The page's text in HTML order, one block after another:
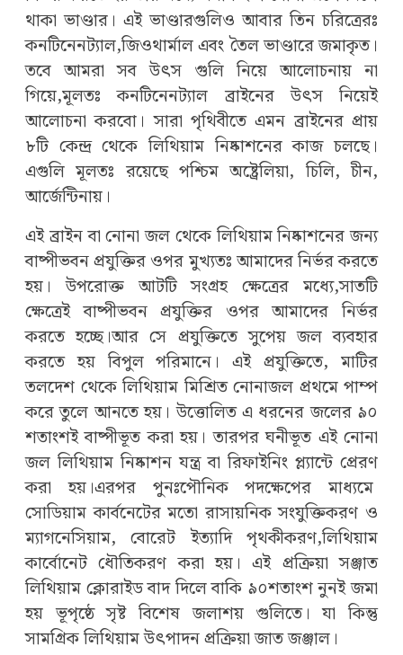
থাকা ভাণ্ডার। এই ভাণ্ডারগুলিও আবার তিন চরিত্রেরঃ
কনটিনেনট্যাল,জিওথার্মাল এবং তৈল ভাণ্ডারে জমাকৃত।
তবে আমরা সব উৎস গুলি নিয়ে আলোচনায় না
গিয়ে,মূলতঃ কনটিনেনট্যাল ব্রাইনের উৎস নিয়েই
আলোচনা করবো। সারা পৃথিবীতে এমন ব্রাইনের প্রায়
৮টি কেন্দ্র থেকে লিথিয়াম নিষ্কাশনের কাজ চলছে।
এগুলি মূলতঃ রয়েছে পশ্চিম অষ্ট্রেলিয়া, চিলি, চীন,
আর্জেন্টিনায়।
এই ব্রাইন বা নোনা জল থেকে লিথিয়াম নিষ্কাশনের জন্য
বাষ্পীভবন প্রযুক্তির ওপর মুখ্যতঃ আমাদের নির্ভর করতে
হয়। উপরোক্ত আটটি সংগ্রহ ক্ষেত্রের মধ্যে,সাতটি
ক্ষেত্রেই বাষ্পীভবন প্রযুক্তির ওপর আমাদের নির্ভর
করতে হচ্ছে।আর সে প্রযুক্তিতে সুপেয় জল ব্যবহার
করতে হয় বিপুল পরিমানে। এই প্রযুক্তিতে, মাটির
তলদেশ থেকে লিথিয়াম মিশ্রিত নোনাজল প্রথমে পাম্প
করে তুলে আনতে হয়। উত্তোলিত এ ধরনের জলের ৯০
শতাংশই বাষ্পীভূত করা হয়। তারপর ঘনীভূত এই নোনা
জল লিথিয়াম নিষ্কাশন যন্ত্র বা রিফাইনিং প্ল্যান্টে প্রেরণ
করা হয়।এরপর পুনঃপৌনিক পদক্ষেপের মাধ্যমে
সোডিয়াম কার্বনেটের মতো রাসায়নিক সংযুক্তিকরণ ও
ম্যাগনেসিয়াম, বোরেট ইত্যাদি পৃথকীকরণ,লিথিয়াম
কার্বোনেট ধৌতিকরণ করা হয়। এই প্রক্রিয়া সঞ্জাত
লিথিয়াম ক্লোরাইড বাদ দিলে বাকি ৯০শতাংশ নুনই জমা
হয় ভূপৃষ্ঠে সৃষ্ট বিশেষ জলাশয় গুলিতে। যা কিন্তু
সামগ্রিক লিথিয়াম উৎপাদন প্রক্রিয়া জাত জঞ্জাল।